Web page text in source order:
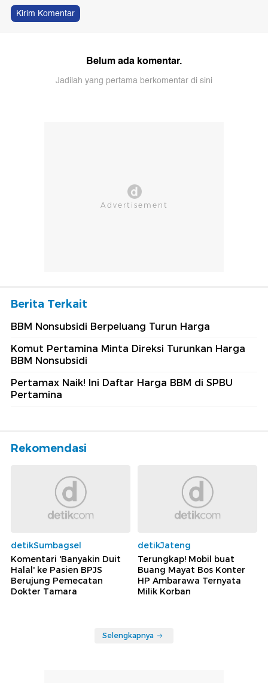
Kirim Komentar
Belum ada komentar.
Jadilah yang pertama berkomentar di sini
Berita Terkait
BBM Nonsubsidi Berpeluang Turun Harga
Komut Pertamina Minta Direksi Turunkan Harga
BBM Nonsubsidi
Pertamax Naik! Ini Daftar Harga BBM di SPBU
Pertamina
Rekomendasi
detikSumbagsel
Komentari 'Banyakin Duit
Halal' ke Pasien BPJS
Berujung Pemecatan
Dokter Tamara
detikJateng
Terungkap! Mobil buat
Buang Mayat Bos Konter
HP Ambarawa Ternyata
Milik Korban
Selengkapnya